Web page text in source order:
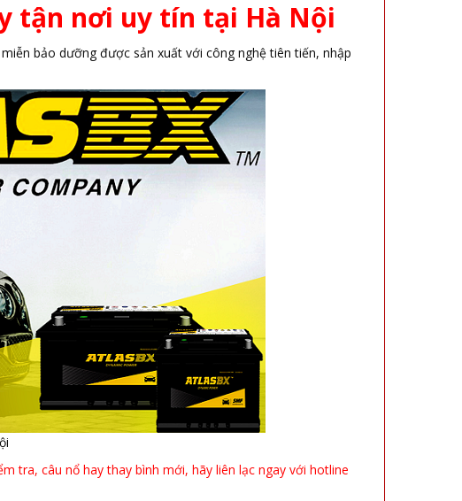
tận nơi uy tín tại Hà Nội
bảo dưỡng được sản xuất với công nghệ tiên tiến, nhập
tra, câu nổ hay thay bình mới, hãy liên lạc ngay với hotline